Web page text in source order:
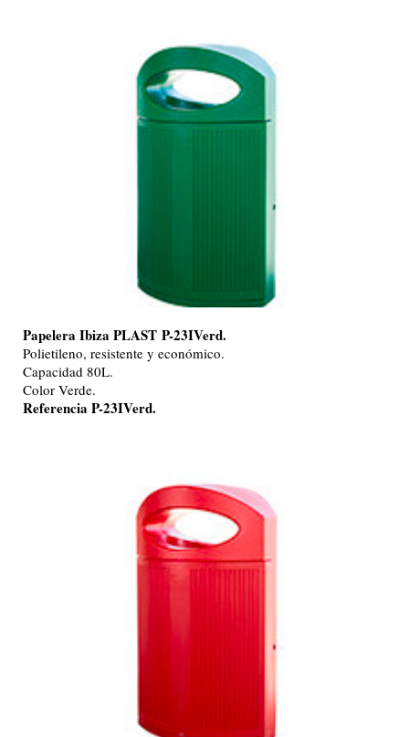
Papelera Ibiza PLAST P-23IVerd.
Polietileno, resistente y económico.
Capacidad 80L.
Color Verde.
Referencia P-23IVerd.